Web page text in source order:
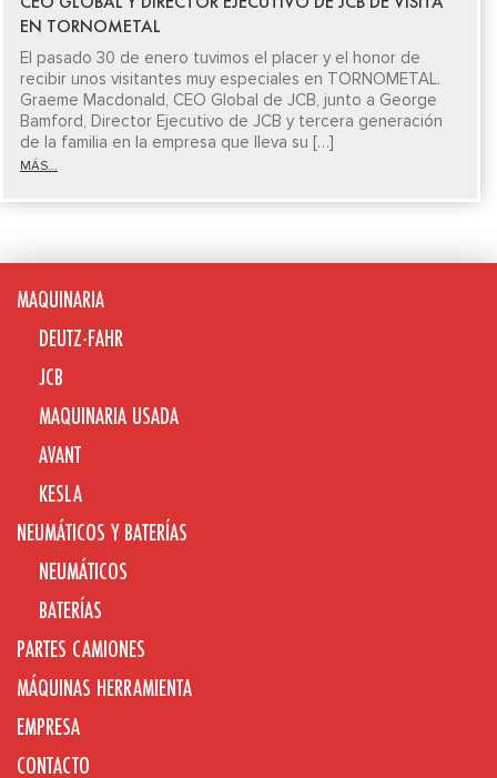
EN TORNOMETAL
El pasado 30 de enero tuvimos el placer y el honor de
recibir unos visitantes muy especiales en TORNOMETAL.
Graeme Macdonald, CEO Global de JCB, junto a George
Bamford, Director Ejecutivo de JCB y tercera generación
de la familia en la empresa que lleva su […]
MÁS...
MAQUINARIA
DEUTZ-FAHR
JCB
MAQUINARIA USADA
AVANT
KESLA
NEUMÁTICOS Y BATERÍAS
NEUMÁTICOS
BATERÍAS
PARTES CAMIONES
MÁQUINAS HERRAMIENTA
EMPRESA
CONTACTO